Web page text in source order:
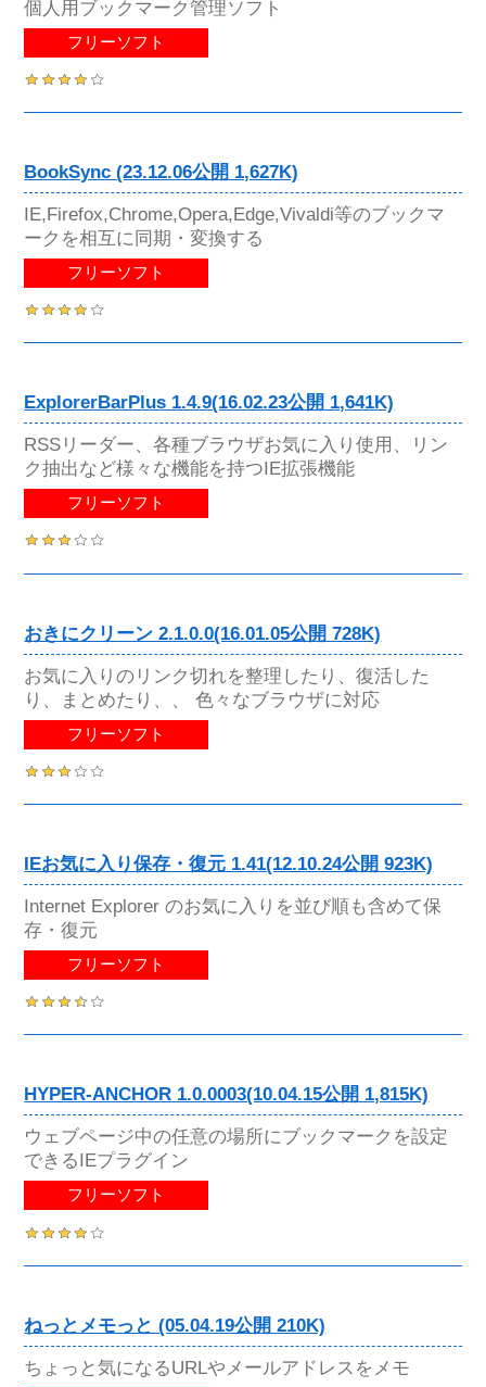
個人用ブックマーク管理ソフト
フリーソフト
BookSync (23.12.06公開 1,627K)
IE,Firefox,Chrome,Opera,Edge,Vivaldi等のブックマ
ークを相互に同期・変換する
フリーソフト
ExplorerBarPlus 1.4.9(16.02.23公開 1,641K)
RSSリーダー、各種ブラウザお気に入り使用、リン
ク抽出など様々な機能を持つIE拡張機能
フリーソフト
おきにクリーン 2.1.0.0(16.01.05公開 728K)
お気に入りのリンク切れを整理したり、復活した
り、まとめたり、、 色々なブラウザに対応
フリーソフト
IEお気に入り保存・復元 1.41(12.10.24公開 923K)
Internet Explorer のお気に入りを並び順も含めて保
存・復元
フリーソフト
HYPER-ANCHOR 1.0.0003(10.04.15公開 1,815K)
ウェブページ中の任意の場所にブックマークを設定
できるIEプラグイン
フリーソフト
ねっとメモっと (05.04.19公開 210K)
ちょっと気になるURLやメールアドレスをメモ